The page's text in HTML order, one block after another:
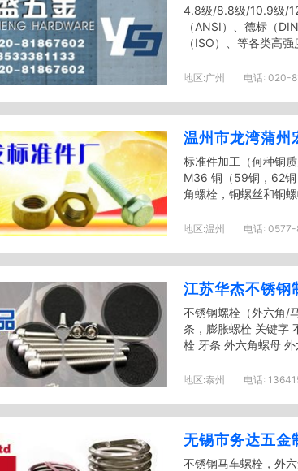
4.8级/8.8级/10.9级/
（ANSI）、德标（
（ISO）、等各类高
地区:广州 电话: 020-
温州市龙湾蒲州
标准件加工（何种铜
M36 铜（59铜，62
角螺栓，铜螺丝和铜
地区:温州 电话: 0577-
江苏华杰不锈钢
不锈钢螺栓（外六角/
条，膨胀螺栓 关键字
栓 牙条 外六角螺母
地区:泰州 电话:
无锡市务达五金
不锈钢马车螺栓，外